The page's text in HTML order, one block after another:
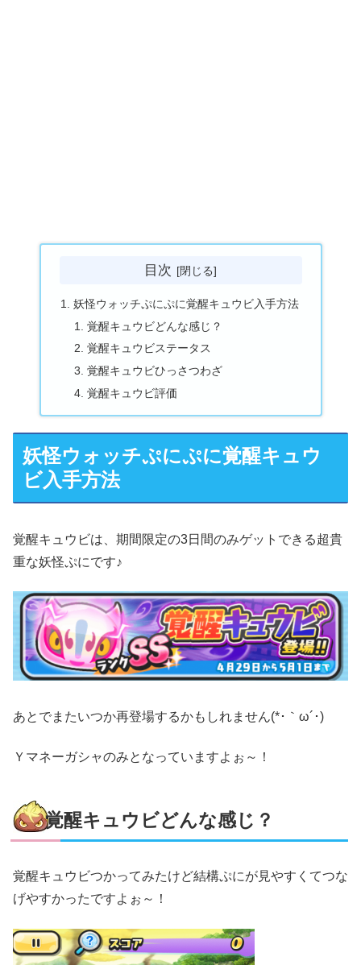
目次
妖怪ウォッチぷにぷに覚醒キュウビ入手方法
覚醒キュウビどんな感じ？
覚醒キュウビステータス
覚醒キュウビひっさつわざ
覚醒キュウビ評価
妖怪ウォッチぷにぷに覚醒キュウ
ビ入手方法
覚醒キュウビは、期間限定の3日間のみゲットできる超貴
重な妖怪ぷにです♪
あとでまたいつか再登場するかもしれません(*･｀ω´･)ゞ
Ｙマネーガシャのみとなっていますよぉ～！
覚醒キュウビどんな感じ？
覚醒キュウビつかってみたけど結構ぷにが見やすくてつな
げやすかったですよぉ～！